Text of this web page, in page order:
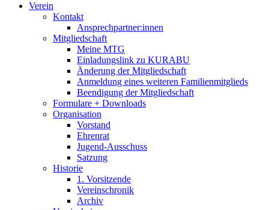
Verein
Kontakt
Ansprechpartner:innen
Mitgliedschaft
Meine MTG
Einladungslink zu KURABU
Änderung der Mitgliedschaft
Anmeldung eines weiteren Familienmitglieds
Beendigung der Mitgliedschaft
Formulare + Downloads
Organisation
Vorstand
Ehrenrat
Jugend-Ausschuss
Satzung
Historie
1. Vorsitzende
Vereinschronik
Archiv